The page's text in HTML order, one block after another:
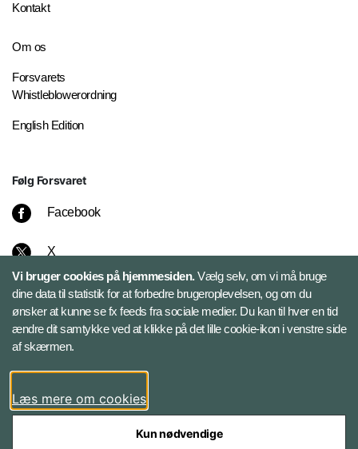
Kontakt
Om os
Forsvarets
Whistleblowerordning
English Edition
Følg Forsvaret
Facebook
X
Instagram
Bluesky
LinkedIn
Vi bruger cookies på hjemmesiden.Vælg selv, om vi må bruge
dine data til statistik for at forbedre brugeroplevelsen, og om du
ønsker at kunne se fx feeds fra sociale medier. Du kan til hver en tid
ændre dit samtykke ved at klikke på det lille cookie-ikon i venstre side
af skærmen.
Læs mere om cookies
Kun nødvendige